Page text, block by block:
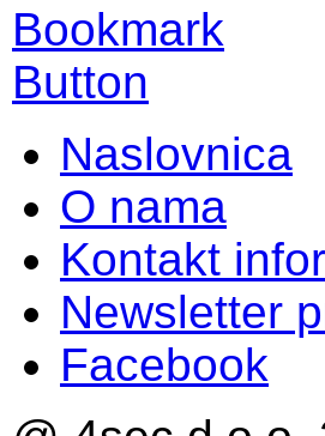
Naslovnica
O nama
Kontakt
Newsletter
Facebook